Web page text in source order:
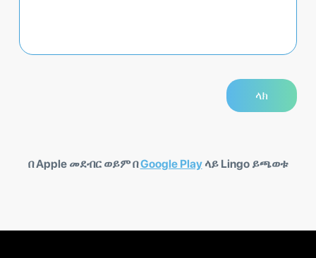
በ Apple መደብር ወይም በGoogle Playላይ Lingo ይጫወቱ